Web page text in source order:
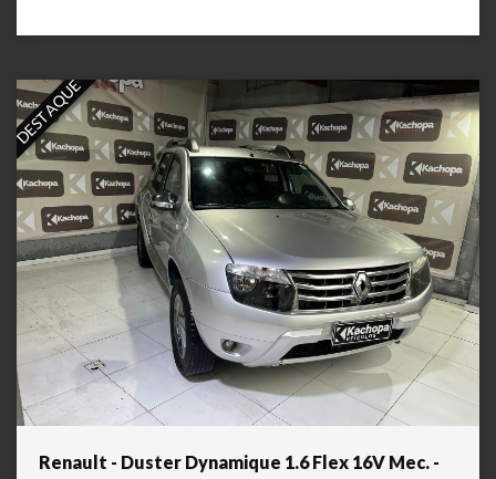
DESTAQUE
Renault - Duster Dynamique 1.6 Flex 16V Mec. -